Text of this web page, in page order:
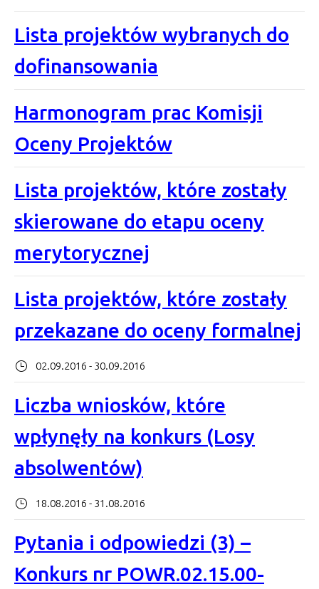
Lista projektów wybranych do
dofinansowania
Harmonogram prac Komisji
Oceny Projektów
Lista projektów, które zostały
skierowane do etapu oceny
merytorycznej
Lista projektów, które zostały
przekazane do oceny formalnej
02.09.2016 - 30.09.2016
Liczba wniosków, które
wpłynęły na konkurs (Losy
absolwentów)
18.08.2016 - 31.08.2016
Pytania i odpowiedzi (3) –
Konkurs nr POWR.02.15.00-